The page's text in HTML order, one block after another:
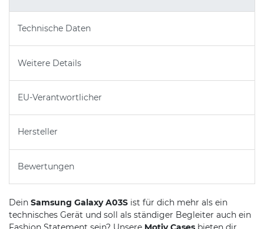
Technische Daten
Weitere Details
EU-Verantwortlicher
Hersteller
Bewertungen
Dein Samsung Galaxy A03S ist für dich mehr als ein
technisches Gerät und soll als ständiger Begleiter auch ein